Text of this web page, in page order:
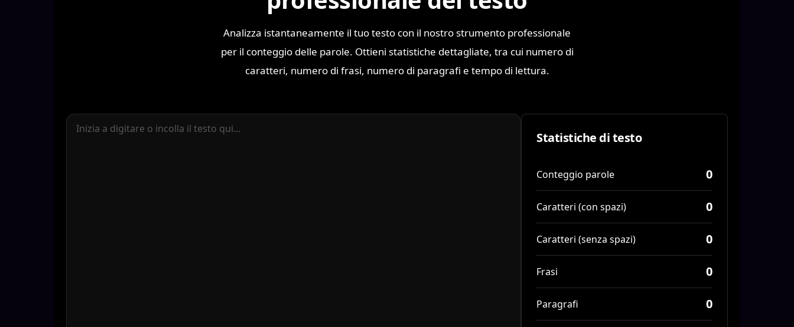
Analizza istantaneamente il tuo testo con il nostro strumento professionale
per il conteggio delle parole. Ottieni statistiche dettagliate, tra cui numero di
caratteri, numero di frasi, numero di paragrafi e tempo di lettura.
Statistiche di testo
Conteggio parole 0
Caratteri (con spazi) 0
Caratteri (senza spazi) 0
Frasi 0
Paragrafi 0